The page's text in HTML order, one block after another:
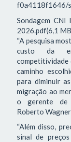
f0a4118f1646/
Sondagem CNI
2026.pdf(6,1
“A pesquisa
custo da
competitividade
caminho
para diminuir
migração ao
o gerente de
Roberto
“Além disso,
sinal de